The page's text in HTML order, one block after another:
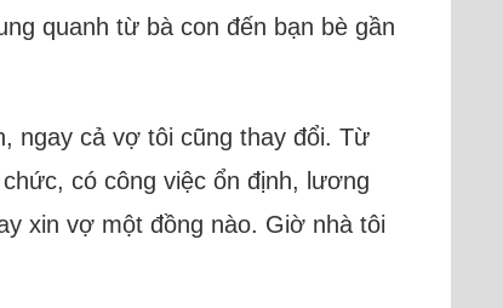
quanh từ bà con đến bạn bè gần
ngay cả vợ tôi cũng thay đổi. Từ
có công việc ổn định, lương
xin vợ một đồng nào. Giờ nhà tôi